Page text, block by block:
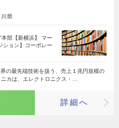
県
部【新横浜】 マー
ション】コーポレー
界の最先端技術を扱う、売上１兆円規模の
カは、エレクトロニクス・…
詳細へ